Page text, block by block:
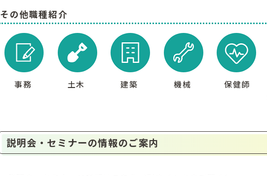
その他職種紹介
事務 土木 建築 機械 保健師
説明会・セミナーの情報のご案内